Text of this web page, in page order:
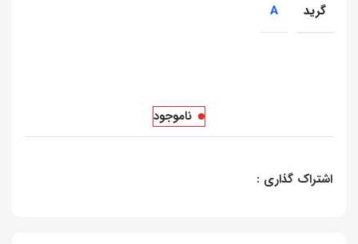
گرید A
ناموجود
اشتراک گذاری :